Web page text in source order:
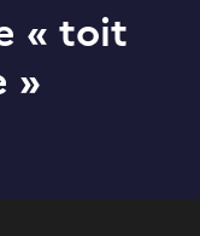
« toit
»